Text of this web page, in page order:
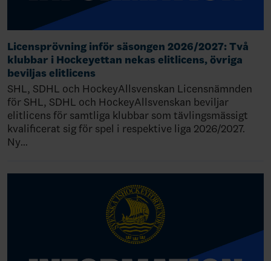
Licensprövning inför säsongen 2026/2027: Två
klubbar i Hockeyettan nekas elitlicens, övriga
beviljas elitlicens
SHL, SDHL och HockeyAllsvenskan Licensnämnden
för SHL, SDHL och HockeyAllsvenskan beviljar
elitlicens för samtliga klubbar som tävlingsmässigt
kvalificerat sig för spel i respektive liga 2026/2027.
Ny…